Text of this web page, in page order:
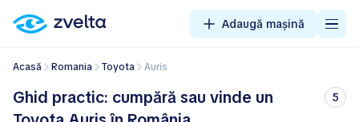
Adaugă mașină
Acasă Romania Toyota Auris
Ghid practic: cumpără sau vinde un
5